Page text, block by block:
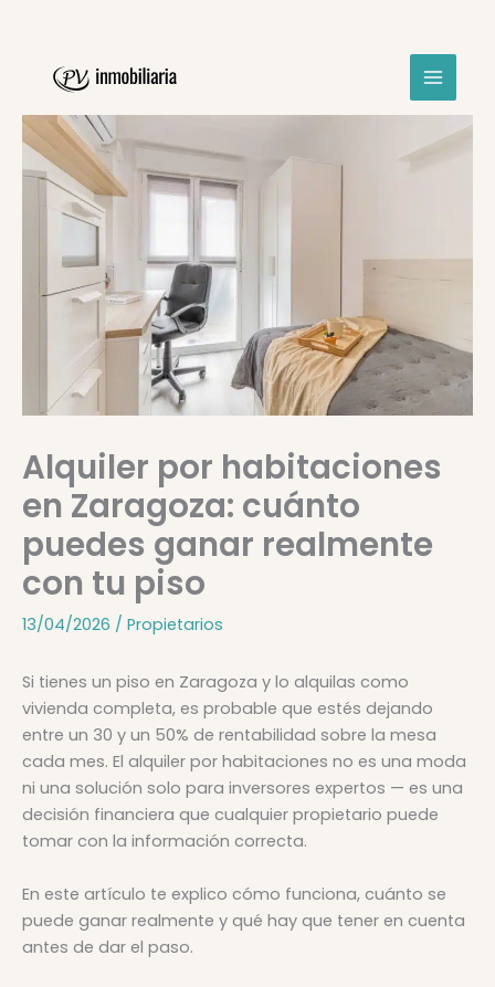
contenido
Alquiler por habitaciones
en Zaragoza: cuánto
puedes ganar realmente
con tu piso
13/04/2026 / Propietarios
Si tienes un piso en Zaragoza y lo alquilas como
vivienda completa, es probable que estés dejando
entre un 30 y un 50% de rentabilidad sobre la mesa
cada mes. El alquiler por habitaciones no es una moda
ni una solución solo para inversores expertos — es una
decisión financiera que cualquier propietario puede
tomar con la información correcta.
En este artículo te explico cómo funciona, cuánto se
puede ganar realmente y qué hay que tener en cuenta
antes de dar el paso.